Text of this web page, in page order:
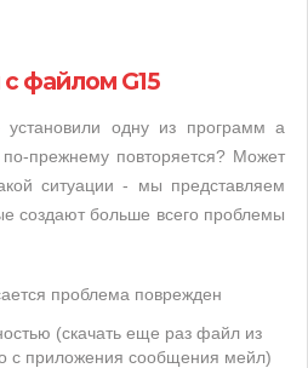
файлом G15
одну из программ а
прежнему повторяется? Может
ситуации - мы представляем
создают больше всего проблемы
проблема поврежден
(скачать еще раз файл из
с приложения сообщения мейл)